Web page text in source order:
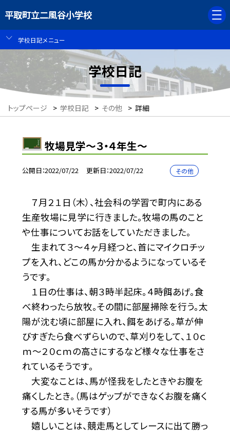
平取町立二風谷小学校
学校日記メニュー
学校日記
トップページ > 学校日記 > その他 > 詳細
牧場見学〜３・４年生〜
公開日 2022/07/22 更新日 2022/07/22 その他
７月２１日（木）、社会科の学習で町内にある
生産牧場に見学に行きました。牧場の馬のこと
や仕事についてお話をしていただきました。
生まれて３〜４ヶ月経つと、首にマイクロチッ
プを入れ、どこの馬か分かるようになっているそ
うです。
１日の仕事は、朝３時半起床。４時餌あげ。食
べ終わったら放牧。その間に部屋掃除を行う。太
陽が沈む頃に部屋に入れ、餌をあげる。草が伸
びすぎたら食べずらいので、草刈りをして、１０ｃ
ｍ〜２０ｃｍの高さにするなど様々な仕事をさ
れているそうです。
大変なことは、馬が怪我をしたときやお腹を
痛くしたとき。（馬はゲップができなくお腹を痛く
する馬が多いそうです）
嬉しいことは、競走馬としてレースに出て勝っ